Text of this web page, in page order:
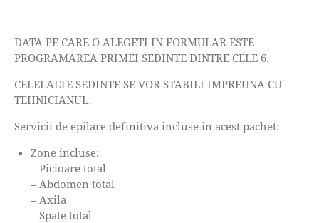
DATA PE CARE O ALEGETI IN FORMULAR ESTE
PROGRAMAREA PRIMEI SEDINTE DINTRE CELE 6.
CELELALTE SEDINTE SE VOR STABILI IMPREUNA CU
TEHNICIANUL.
Servicii de epilare definitiva incluse in acest pachet:
Zone incluse:
– Picioare total
– Abdomen total
– Axila
– Spate total